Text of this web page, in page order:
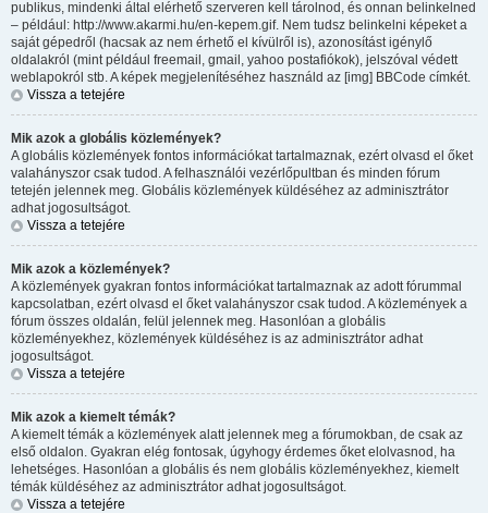
publikus, mindenki által elérhető szerveren kell tárolnod, és onnan belinkelned
– például: http://www.akarmi.hu/en-kepem.gif. Nem tudsz belinkelni képeket a
saját gépedről (hacsak az nem érhető el kívülről is), azonosítást igénylő
oldalakról (mint például freemail, gmail, yahoo postafiókok), jelszóval védett
weblapokról stb. A képek megjelenítéséhez használd az [img] BBCode címkét.
Vissza a tetejére
Mik azok a globális közlemények?
A globális közlemények fontos információkat tartalmaznak, ezért olvasd el őket
valahányszor csak tudod. A felhasználói vezérlőpultban és minden fórum
tetején jelennek meg. Globális közlemények küldéséhez az adminisztrátor
adhat jogosultságot.
Vissza a tetejére
Mik azok a közlemények?
A közlemények gyakran fontos információkat tartalmaznak az adott fórummal
kapcsolatban, ezért olvasd el őket valahányszor csak tudod. A közlemények a
fórum összes oldalán, felül jelennek meg. Hasonlóan a globális
közleményekhez, közlemények küldéséhez is az adminisztrátor adhat
jogosultságot.
Vissza a tetejére
Mik azok a kiemelt témák?
A kiemelt témák a közlemények alatt jelennek meg a fórumokban, de csak az
első oldalon. Gyakran elég fontosak, úgyhogy érdemes őket elolvasnod, ha
lehetséges. Hasonlóan a globális és nem globális közleményekhez, kiemelt
témák küldéséhez az adminisztrátor adhat jogosultságot.
Vissza a tetejére